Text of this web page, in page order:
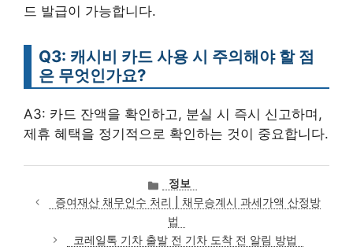
드 발급이 가능합니다.
Q3: 캐시비 카드 사용 시 주의해야 할 점
은 무엇인가요?
A3: 카드 잔액을 확인하고, 분실 시 즉시 신고하며,
제휴 혜택을 정기적으로 확인하는 것이 중요합니다.
카
테
고
리
정보
증여재산 채무인수 처리 | 채무승계시 과세가액 산정방
법
코레일톡 기차 출발 전 기차 도착 전 알림 방법